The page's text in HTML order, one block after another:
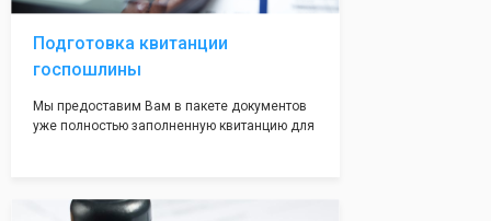
адреса не массовые и очень надежные!
Подготовка квитанции
госпошлины
Мы предоставим Вам в пакете документов
уже полностью заполненную квитанцию для
посредственно в налоговой инспекции при